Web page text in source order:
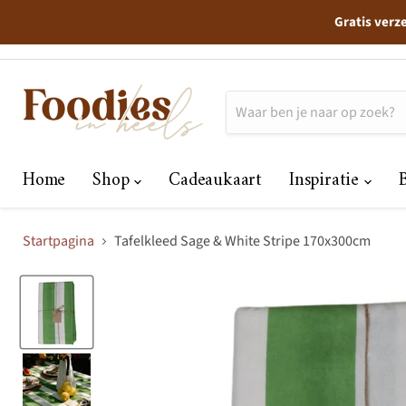
Gratis
Home Shop Cadeaukaart Inspiratie
Startpagina Tafelkleed Sage & White Stripe 170x300cm